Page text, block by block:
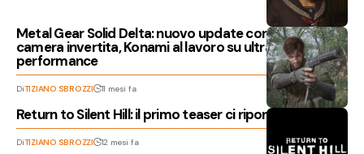
Metal Gear Solid Delta: nuovo update con opzione
camera invertita, Konami al lavoro su ultrawide e
performance
DiTIZIANO SBROZZI 11 mesi fa
Return to Silent Hill: il primo teaser ci riporta nell’incubo
DiTIZIANO SBROZZI 12 mesi fa